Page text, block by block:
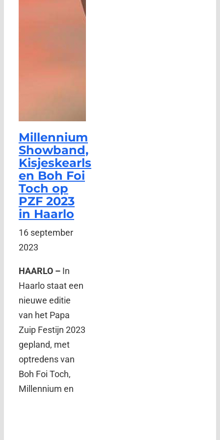
Millennium
Showband,
Kisjeskearls
en Boh Foi
Toch op
PZF 2023
in Haarlo
16 september
2023
HAARLO – In
Haarlo staat een
nieuwe editie
van het Papa
Zuip Festijn 2023
gepland, met
optredens van
Boh Foi Toch,
Millennium en